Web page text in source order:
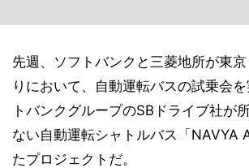
先週、ソフトバンクと三菱地所が東
りにおいて、自動運転バスの試乗会
トバンクグループのSBドライブ社が
ない自動運転シャトルバス「NAVYA
たプロジェクトだ。